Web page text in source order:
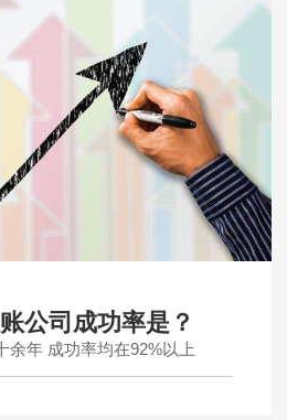
公司成功率是？
余年 成功率均在92%以上